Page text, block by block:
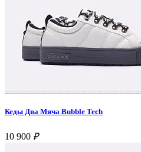
Кеды Два Мяча Bubble Tech
10 900 ₽